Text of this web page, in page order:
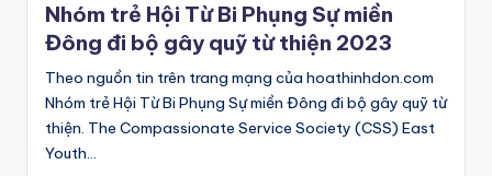
Nhóm trẻ Hội Từ Bi Phụng Sự miền
Đông đi bộ gây quỹ từ thiện 2023
Theo nguồn tin trên trang mạng của hoathinhdon.com
Nhóm trẻ Hội Từ Bi Phụng Sự miền Đông đi bộ gây quỹ từ
thiện. The Compassionate Service Society (CSS) East
Youth…